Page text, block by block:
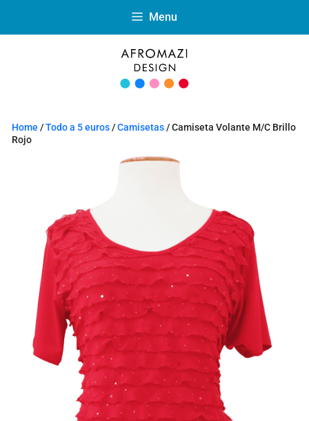
Menu
Home /Todo a 5 euros/Camisetas/ Camiseta Volante M/C Brillo
Rojo